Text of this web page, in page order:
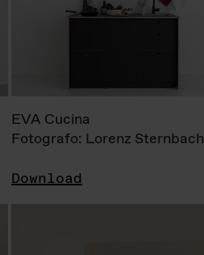
EVA Cucina
Fotografo: Lorenz Sternbach
Download